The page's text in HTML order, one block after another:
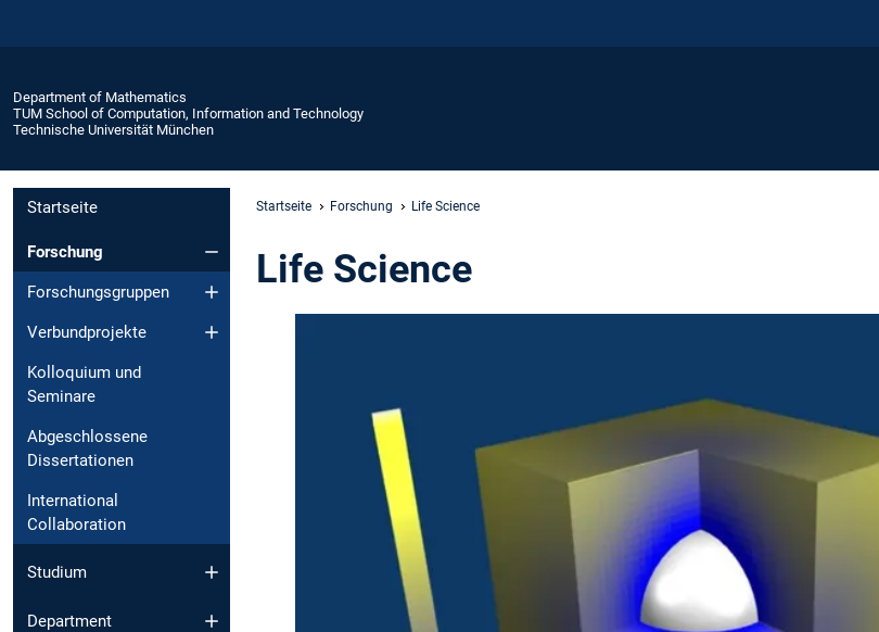
Department of Mathematics
TUM School of Computation, Information and Technology
Technische Universität München
Startseite
Forschung
Forschungsgruppen
Verbundprojekte
Kolloquium und
Seminare
Abgeschlossene
Dissertationen
International
Collaboration
Studium
Department
Startseite Forschung Life Science
Life Science